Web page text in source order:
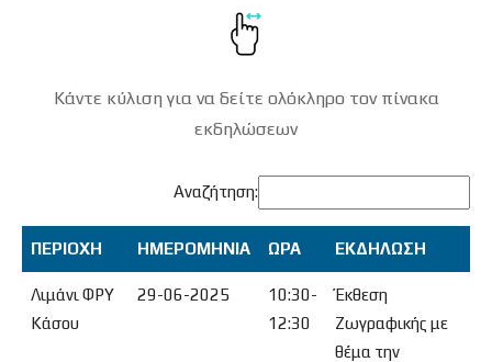
Κάντε κύλιση για να δείτε ολόκληρο τον πίνακα
εκδηλώσεων
Αναζήτηση:
ΠΕΡΙΟΧΗ ΗΜΕΡΟΜΗΝΙΑ ΩΡΑ
ΕΚΔΗΛΩΣΗ
ΠΕΡΙΟΧΗ
ΗΜΕΡΟΜΗΝΙΑ ΩΡΑ ΕΚΔΗΛΩΣΗ
Λιμάνι ΦΡΥ
Κάσου
29-06-2025
10:30-
12:30
Έκθεση
Ζωγραφικής με
θέμα την